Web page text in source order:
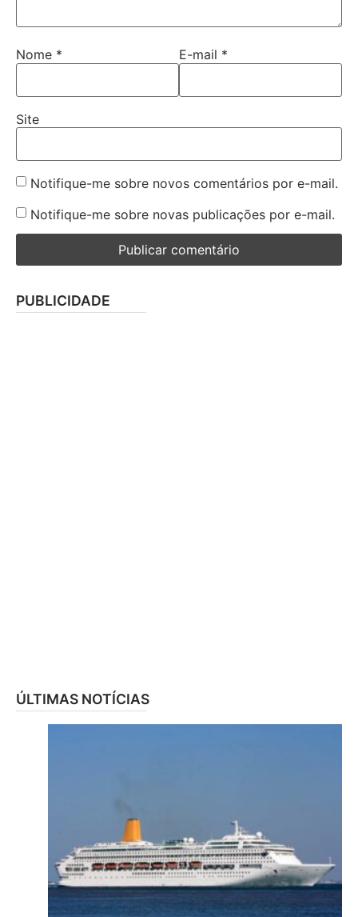
Nome * E-mail *
Site
Notifique-me sobre novos comentários por e-mail.
Notifique-me sobre novas publicações por e-mail.
PUBLICIDADE
ÚLTIMAS NOTÍCIAS